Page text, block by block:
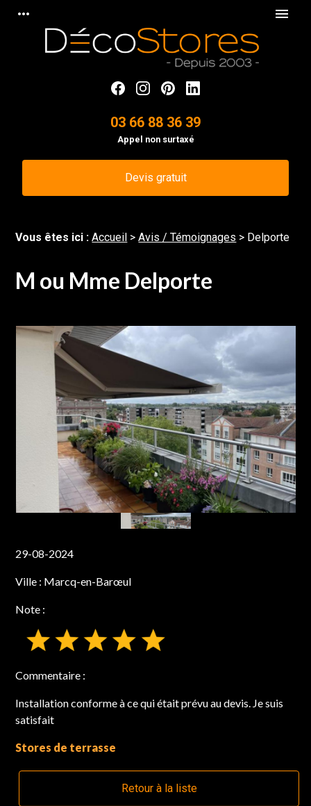
more_horiz menu
03 66 88 36 39
Appel non surtaxé
Devis gratuit
Vous êtes ici :Accueil >Avis / Témoignages > Delporte
M ou Mme Delporte
29-08-2024
Ville : Marcq-en-Barœul
Note :
Commentaire :
Installation conforme à ce qui était prévu au devis. Je suis
satisfait
Stores de terrasse
Retour à la liste